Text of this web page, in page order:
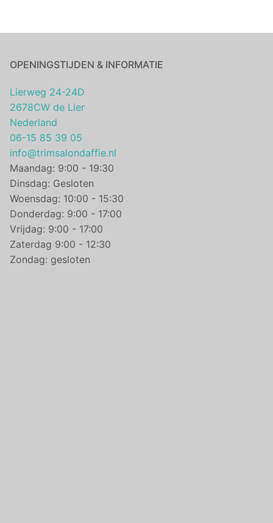
OPENINGSTIJDEN & INFORMATIE
Lierweg 24-24D
2678CW de Lier
Nederland
06-15 85 39 05
info@trimsalondaffie.nl
Maandag: 9:00 - 19:30
Dinsdag: Gesloten
Woensdag: 10:00 - 15:30
Donderdag: 9:00 - 17:00
Vrijdag: 9:00 - 17:00
Zaterdag 9:00 - 12:30
Zondag: gesloten